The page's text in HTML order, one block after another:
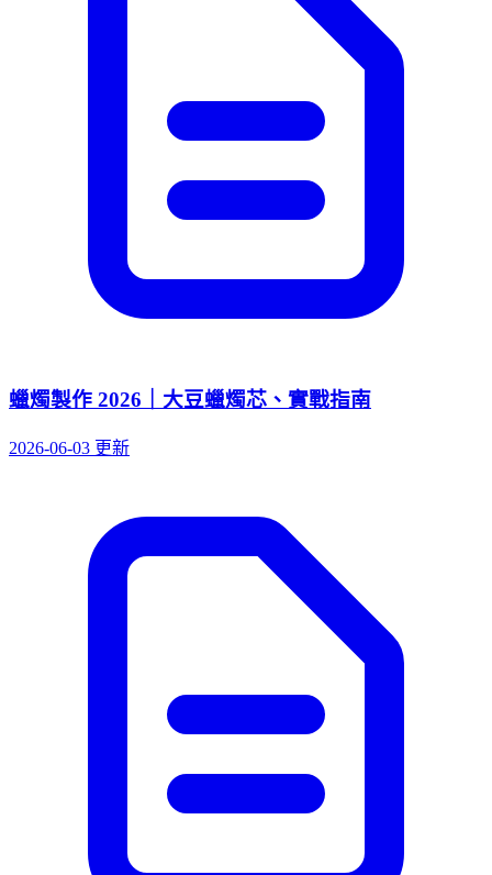
蠟燭製作 2026｜大豆蠟燭芯、實戰指南
2026-06-03 更新